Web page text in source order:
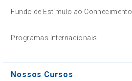
Fundo de Estímulo ao Conhecimento
Programas Internacionais
Nossos Cursos